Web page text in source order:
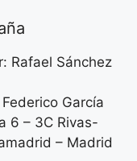
Rafael Sánchez
García
6 – 3C Rivas-
– Madrid